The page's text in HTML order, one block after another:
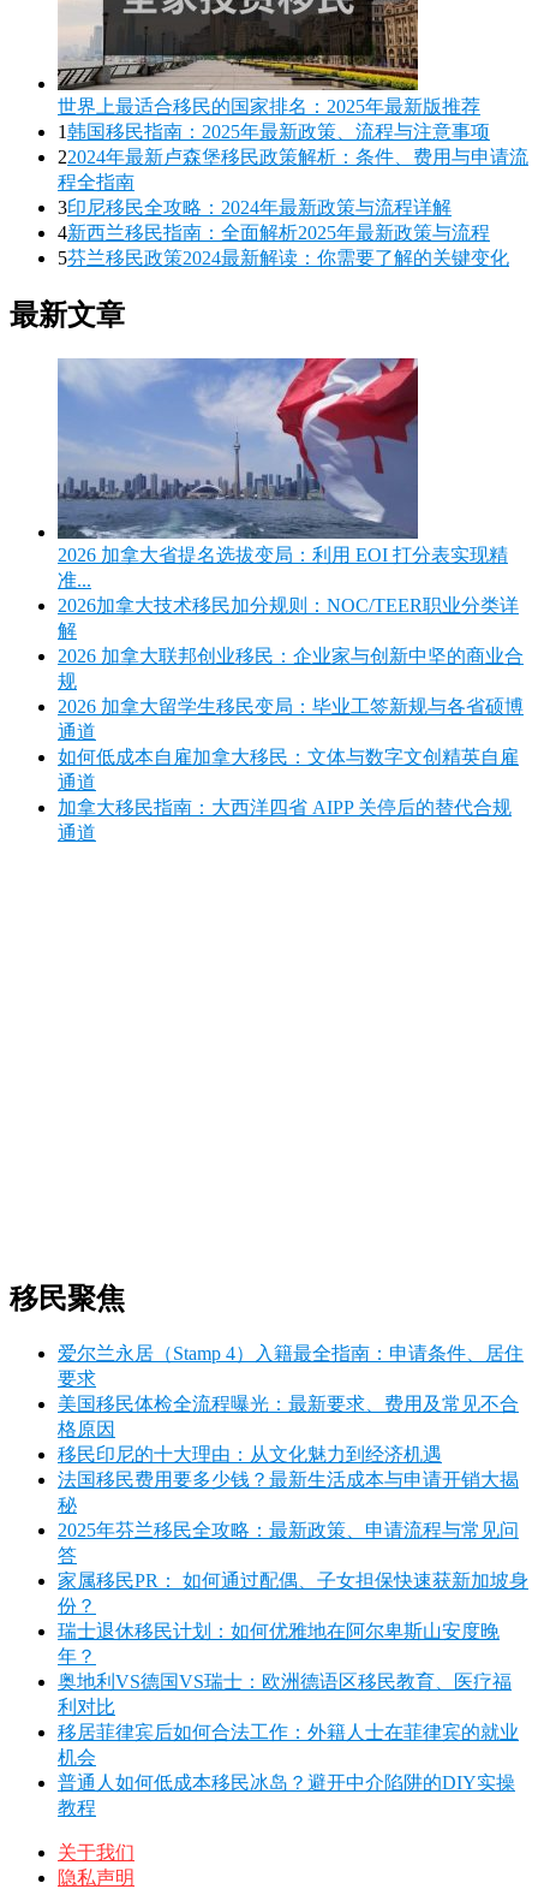
世界上最适合移民的国家排名：2025年最新版推荐
1韩国移民指南：2025年最新政策、流程与注意事项
22024年最新卢森堡移民政策解析：条件、费用与申请流
程全指南
3印尼移民全攻略：2024年最新政策与流程详解
4新西兰移民指南：全面解析2025年最新政策与流程
5芬兰移民政策2024最新解读：你需要了解的关键变化
最新文章
2026 加拿大省提名选拔变局：利用 EOI 打分表实现精
准...
2026加拿大技术移民加分规则：NOC/TEER职业分类详
解
2026 加拿大联邦创业移民：企业家与创新中坚的商业合
规
2026 加拿大留学生移民变局：毕业工签新规与各省硕博
通道
如何低成本自雇加拿大移民：文体与数字文创精英自雇
通道
加拿大移民指南：大西洋四省 AIPP 关停后的替代合规
通道
移民聚焦
爱尔兰永居（Stamp 4）入籍最全指南：申请条件、居住
要求
美国移民体检全流程曝光：最新要求、费用及常见不合
格原因
移民印尼的十大理由：从文化魅力到经济机遇
法国移民费用要多少钱？最新生活成本与申请开销大揭
秘
2025年芬兰移民全攻略：最新政策、申请流程与常见问
答
家属移民PR： 如何通过配偶、子女担保快速获新加坡身
份？
瑞士退休移民计划：如何优雅地在阿尔卑斯山安度晚
年？
奥地利VS德国VS瑞士：欧洲德语区移民教育、医疗福
利对比
移居菲律宾后如何合法工作：外籍人士在菲律宾的就业
机会
普通人如何低成本移民冰岛？避开中介陷阱的DIY实操
教程
关于我们
隐私声明